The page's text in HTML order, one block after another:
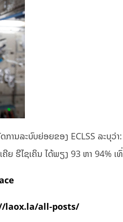
ລະບົບຍ່ອຍຂອງ ECLSS ລະບຸວ່າ:
ຍ ຣີໄຊເຄິນ ໄດ້ພຽງ 93 ຫາ 94% ເ
laox.la/all-posts/